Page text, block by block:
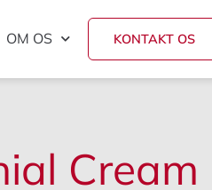
OM OS KONTAKT OS
Cream